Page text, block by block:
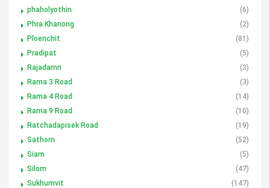
phaholyothin
(6)
Phra Khanong
(2)
Ploenchit
(81)
Pradipat
(5)
Rajadamri
(3)
Rama 3 Road
(3)
Rama 4 Road
(14)
Rama 9 Road
(10)
Ratchadapisek Road
(19)
Sathorn
(52)
Siam
(5)
Silom
(47)
Sukhumvit
(147)